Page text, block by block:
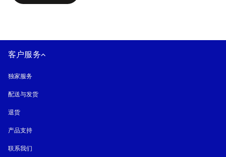
客户服务
独家服务
配送与发货
退货
产品支持
联系我们